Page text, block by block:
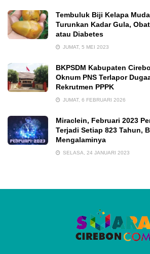
Tembuluk Biji Kelapa
Turunkan Kadar Gula,
atau Diabetes
JUMAT, 5 MEI 2023
BKPSDM Kabupaten
Oknum PNS Terlapor
Rekrutmen PPPK
JUMAT, 6 FEBRUARI 2026
Miraclein, Februari 2023
Terjadi Setiap 823 Tahun,
Mengalaminya
SELASA, 24 JANUARI 2023